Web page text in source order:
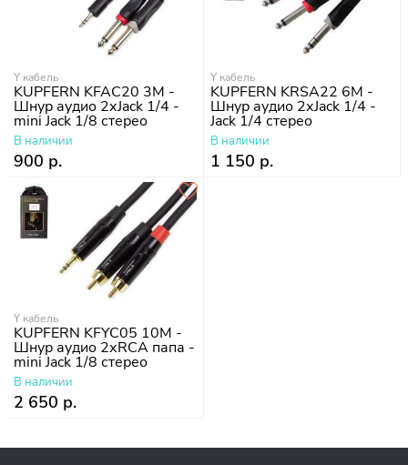
Y кабель
KUPFERN KFAC20 3M -
Шнур аудио 2хJack 1/4 -
mini Jack 1/8 стерео
В наличии
900 р.
Y кабель
KUPFERN KRSA22 6M -
Шнур аудио 2хJack 1/4 -
Jack 1/4 стерео
В наличии
1 150 р.
Y кабель
KUPFERN KFYC05 10M -
Шнур аудио 2хRCA папа -
mini Jack 1/8 стерео
В наличии
2 650 р.